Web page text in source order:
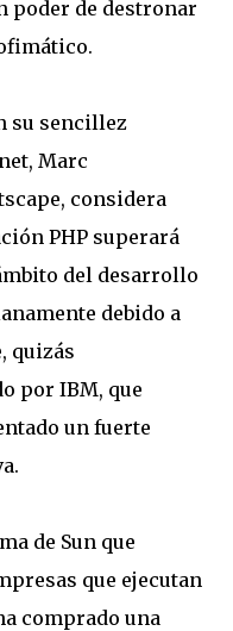
poder de destronar
su sencillez
Marc
considera
PHP superará
del desarrollo
debido a
quizás
por IBM, que
un fuerte
de Sun que
que ejecutan
comprado una